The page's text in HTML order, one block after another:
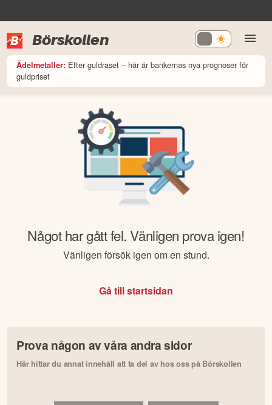
Börskollen
Ädelmetaller: Efter guldraset – här är bankernas nya prognoser för
guldpriset
Något har gått fel. Vänligen prova igen!
Vänligen försök igen om en stund.
Gå till startsidan
Prova någon av våra andra sidor
Här hittar du annat innehåll att ta del av hos oss på Börskollen